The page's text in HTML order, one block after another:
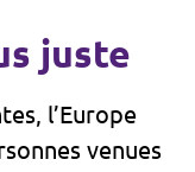
juste
l’Europe
venues